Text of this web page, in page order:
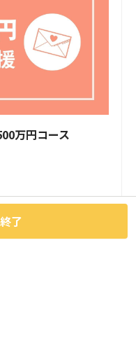
万円コース
月号）
了